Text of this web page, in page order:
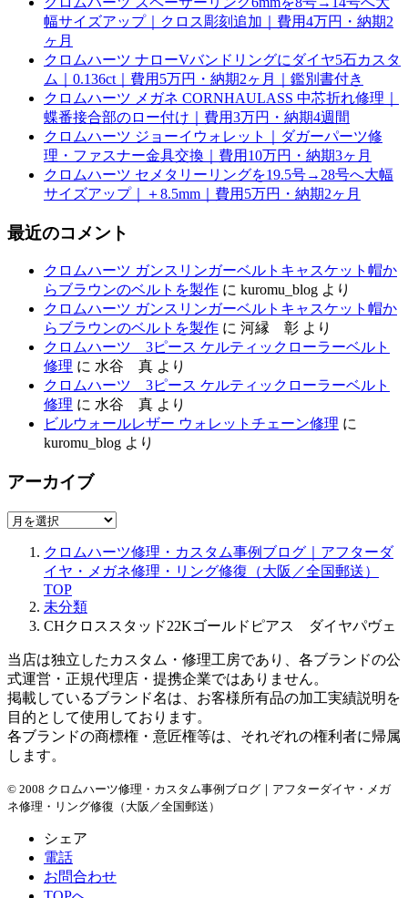
幅サイズアップ｜クロス彫刻追加｜費用4万円・納期2
ヶ月
クロムハーツ ナローVバンドリングにダイヤ5石カスタ
ム｜0.136ct｜費用5万円・納期2ヶ月｜鑑別書付き
クロムハーツ メガネ CORNHAULASS 中芯折れ修理｜
蝶番接合部のロー付け｜費用3万円・納期4週間
クロムハーツ ジョーイウォレット｜ダガーパーツ修
理・ファスナー金具交換｜費用10万円・納期3ヶ月
クロムハーツ セメタリーリングを19.5号→28号へ大幅
サイズアップ｜＋8.5mm｜費用5万円・納期2ヶ月
最近のコメント
クロムハーツ ガンスリンガーベルトキャスケット帽か
らブラウンのベルトを製作 に kuromu_blog より
クロムハーツ ガンスリンガーベルトキャスケット帽か
らブラウンのベルトを製作 に 河縁 彰 より
クロムハーツ 3ピース ケルティックローラーベルト
修理 に 水谷 真 より
クロムハーツ 3ピース ケルティックローラーベルト
修理 に 水谷 真 より
ビルウォールレザー ウォレットチェーン修理 に
kuromu_blog より
アーカイブ
ア
クロムハーツ修理・カスタム事例ブログ｜アフターダ
イヤ・メガネ修理・リング修復（大阪／全国郵送）
TOP
未分類
CHクロススタッド22Kゴールドピアス ダイヤパヴェ
当店は独立したカスタム・修理工房であり、各ブランドの公
式運営・正規代理店・提携企業ではありません。
掲載しているブランド名は、お客様所有品の加工実績説明を
目的として使用しております。
各ブランドの商標権・意匠権等は、それぞれの権利者に帰属
します。
© 2008 クロムハーツ修理・カスタム事例ブログ｜アフターダイヤ・メガ
ネ修理・リング修復（大阪／全国郵送）
シェア
電話
お問合わせ